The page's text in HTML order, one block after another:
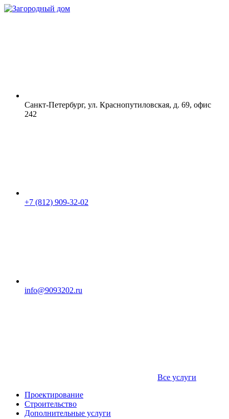
Санкт-Петербург, ул. Краснопутиловская, д. 69, офис
242
+7 (812) 909-32-02
info@9093202.ru
Все услуги
Проектирование
Строительство
Дополнительные услуги